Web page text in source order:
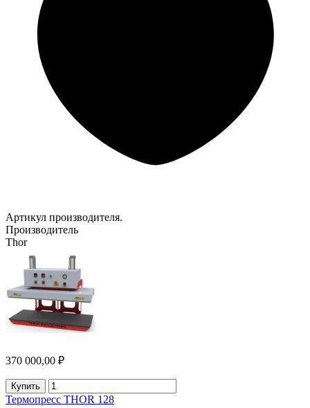
Артикул производителя.
Производитель
Thor
370 000,00 ₽
Купить
Термопресс THOR 128